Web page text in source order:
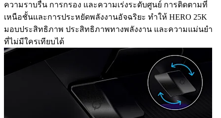
ความราบรื่น การกรอง และความเร่งระดับศูนย์ การติดตามที่
เหนือชั้นและการประหยัดพลังงานอัจฉริยะ ทำให้ HERO 25K
มอบประสิทธิภาพ ประสิทธิภาพทางพลังงาน และความแม่นยำ
ที่ไม่มีใครเทียบได้